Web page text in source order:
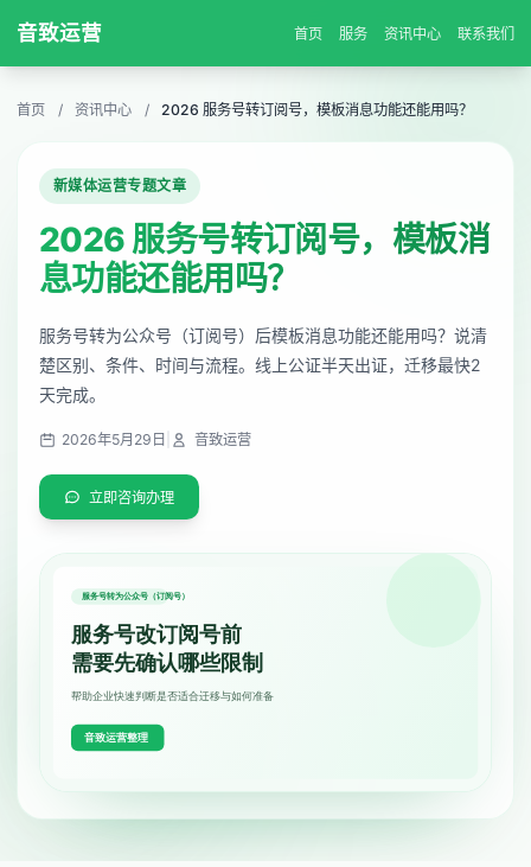
音致运营 首页 服务 资讯中心 联系我们
首页 / 资讯中心 / 2026 服务号转订阅号，模板消息功能还能用吗？
新媒体运营专题文章
2026 服务号转订阅号，模板消
息功能还能用吗？
服务号转为公众号（订阅号）后模板消息功能还能用吗？说清
楚区别、条件、时间与流程。线上公证半天出证，迁移最快2
天完成。
2026年5月29日 音致运营
立即咨询办理